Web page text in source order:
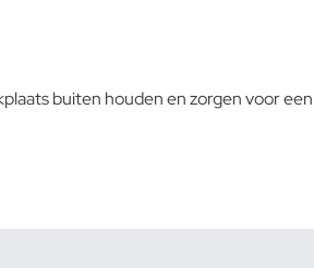
buiten houden en zorgen voor